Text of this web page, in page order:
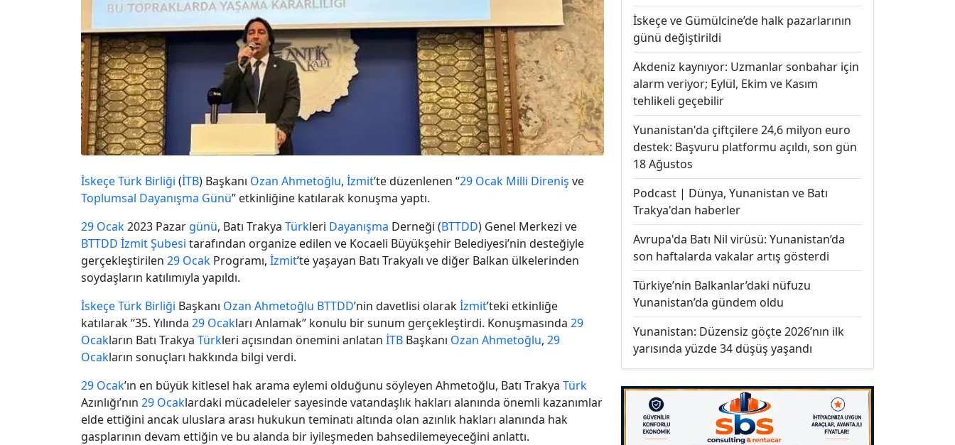
İskeçeTürk Birliği (İTB) Başkanı Ozan Ahmetoğlu, İzmit’te düzenlenen “29 Ocak Milli Direniş ve
Toplumsal Dayanışma Günü” etkinliğine katılarak konuşma yaptı.
29 Ocak2023 Pazar günü, Batı Trakya Türkleri Dayanışma Derneği (BTTDD) Genel Merkezi ve
BTTDD İzmitŞubesi tarafından organize edilen ve Kocaeli Büyükşehir Belediyesi’nin desteğiyle
gerçekleştirilen 29 Ocak Programı, İzmit’te yaşayan Batı Trakyalı ve diğer Balkan ülkelerinden
soydaşların katılımıyla yapıldı.
İskeçeTürk Birliği Başkanı Ozan Ahmetoğlu BTTDD’nin davetlisi olarakİzmit’teki etkinliğe
katılarak “35. Yılında 29 Ocakları Anlamak” konulu bir sunum gerçekleştirdi. Konuşmasında 29
Ocakların Batı Trakya Türkleri açısından önemini anlatan İTB Başkanı Ozan Ahmetoğlu, 29
Ocakların sonuçları hakkında bilgi verdi.
29 Ocak’ın en büyük kitlesel hak arama eylemi olduğunu söyleyen Ahmetoğlu, Batı Trakya Türk
Azınlığı’nın 29 Ocaklardaki mücadeleler sayesinde vatandaşlık hakları alanında önemli kazanımlar
elde ettiğini ancak uluslara arası hukukun teminatı altında olan azınlık hakları alanında hak
gasplarının devam ettiğin ve bu alanda bir iyileşmeden bahsedilemeyeceğini anlattı.
İskeçe ve Gümülcine’de halk pazarlarının
günü değiştirildi
Akdeniz kaynıyor: Uzmanlar sonbahar için
alarm veriyor; Eylül, Ekim ve Kasım
tehlikeli geçebilir
Yunanistan'da çiftçilere 24,6 milyon euro
destek: Başvuru platformu açıldı, son gün
18 Ağustos
Podcast | Dünya, Yunanistan ve Batı
Trakya'dan haberler
Avrupa'da Batı Nil virüsü: Yunanistan’da
son haftalarda vakalar artış gösterdi
Türkiye’nin Balkanlar’daki nüfuzu
Yunanistan’da gündem oldu
Yunanistan: Düzensiz göçte 2026’nın ilk
yarısında yüzde 34 düşüş yaşandı